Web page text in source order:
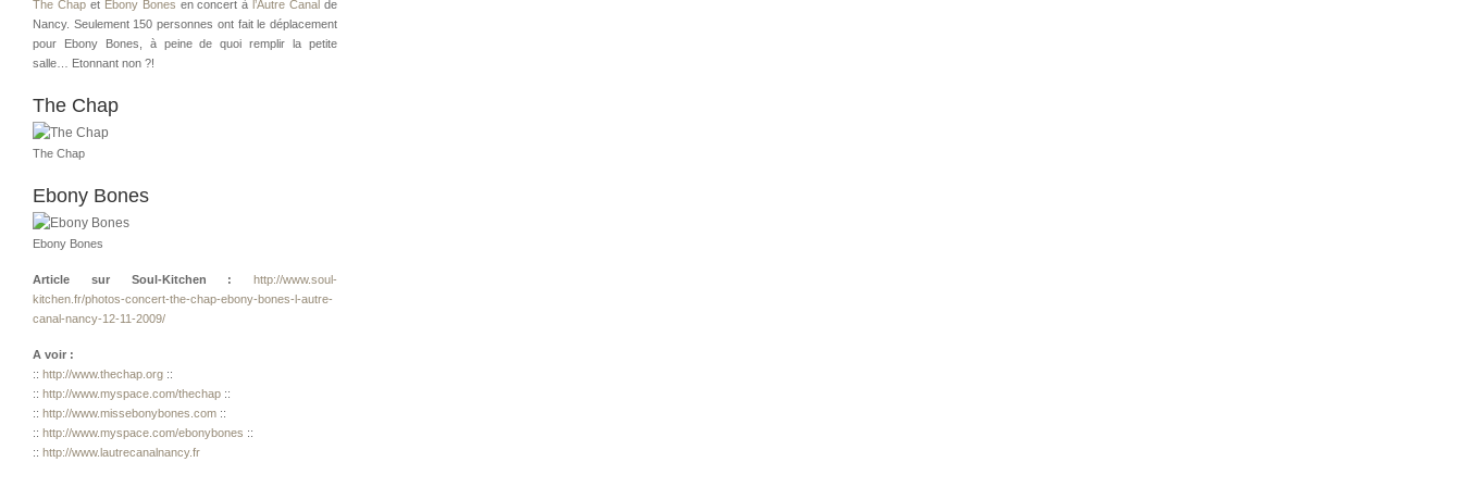
The Chapet Ebony Bones en concert à l’Autre Canal de
Nancy. Seulement 150 personnes ont fait le déplacement
pour Ebony Bones, à peine de quoi remplir la petite
salle… Etonnant non ?!
The Chap
The Chap
Ebony Bones
Ebony Bones
Article sur Soul-Kitchen :
http://www.soul-
kitchen.fr/photos-concert-the-chap-ebony-bones-l-autre-
canal-nancy-12-11-2009/
A voir :
:: http://www.thechap.org ::
:: http://www.myspace.com/thechap ::
:: http://www.missebonybones.com ::
:: http://www.myspace.com/ebonybones ::
:: http://www.lautrecanalnancy.fr